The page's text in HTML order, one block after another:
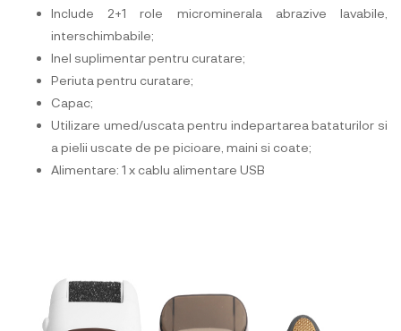
Include 2+1 role microminerala abrazive lavabile,
interschimbabile;
Inel suplimentar pentru curatare;
Periuta pentru curatare;
Capac;
Utilizare umed/uscata pentru indepartarea bataturilor si
a pielii uscate de pe picioare, maini si coate;
Alimentare: 1 x cablu alimentare USB